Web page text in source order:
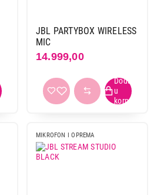
JBL PARTYBOX WIRELESS
MIC
14.999,00
MIKROFON I OPREMA